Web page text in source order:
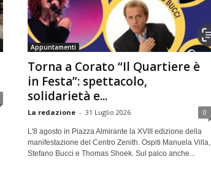
Appuntamenti
Torna a Corato “Il Quartiere è
in Festa”: spettacolo,
solidarietà e...
La redazione - 31 Luglio 2026 0
L'8 agosto in Piazza Almirante la XVIII edizione della
manifestazione del Centro Zenith. Ospiti Manuela Villa,
Stefano Bucci e Thomas Shoek. Sul palco anche...